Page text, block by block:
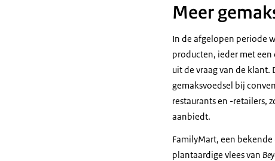
Meer
In de afgelopen periode
producten, ieder met
uit de vraag van de klant.
gemaksvoedsel bij
restaurants en -retailers,
aanbiedt.
FamilyMart, een bekende
plantaardige vlees van